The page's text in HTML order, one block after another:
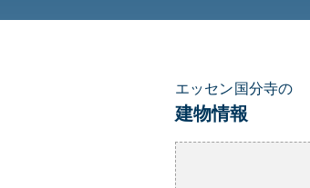
エッセン国分寺の
建物情報